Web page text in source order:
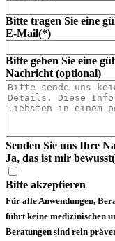
Bitte tragen Sie eine
E-Mail(*)
Bitte geben Sie eine
Nachricht (optional)
Senden Sie uns Ihre
Ja, das ist mir bewusst
Bitte akzeptieren
Für alle Anwendungen,
führt keine medizinischen
Beratungen sind rein